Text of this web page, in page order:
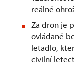
reálné
Za dron je
ovládané
letadlo,
civilní